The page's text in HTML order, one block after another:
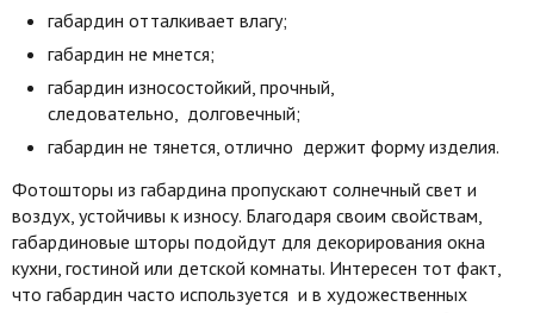
габардин отталкивает влагу;
габардин не мнется;
габардин износостойкий, прочный,
следовательно, долговечный;
габардин не тянется, отлично держит форму изделия.
Фотошторы из габардина пропускают солнечный свет и
воздух, устойчивы к износу. Благодаря своим свойствам,
габардиновые шторы подойдут для декорирования окна
кухни, гостиной или детской комнаты. Интересен тот факт,
что габардин часто используется и в художественных